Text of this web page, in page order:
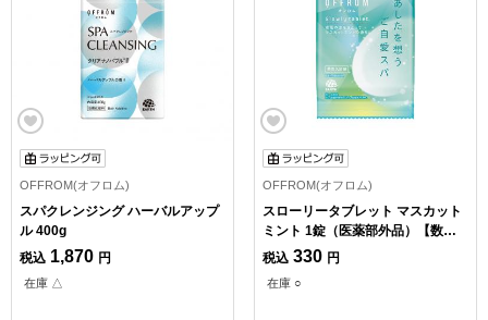
OFFROM(オフロム)
スパクレンジング ハーバルアップ
ル 400g
税込 1,870 円
在庫 △
OFFROM(オフロム)
スローリータブレット マスカット
ミント 1錠（医薬部外品）【数量
限定】
税込 330 円
在庫 ○